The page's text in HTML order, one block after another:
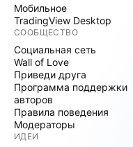
Мобильное
TradingView Desktop
СООБЩЕСТВО
Социальная сеть
Wall of Love
Приведи друга
Программа поддержки
авторов
Правила поведения
Модераторы
ИДЕИ